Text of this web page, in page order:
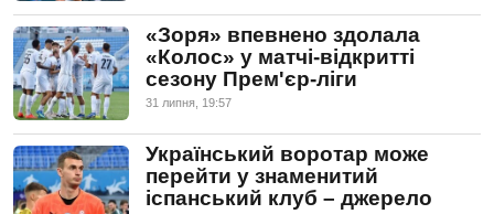
«Зоря» впевнено здолала
«Колос» у матчі-відкритті
сезону Прем'єр-ліги
31 липня, 19:57
Український воротар може
перейти у знаменитий
іспанський клуб – джерело